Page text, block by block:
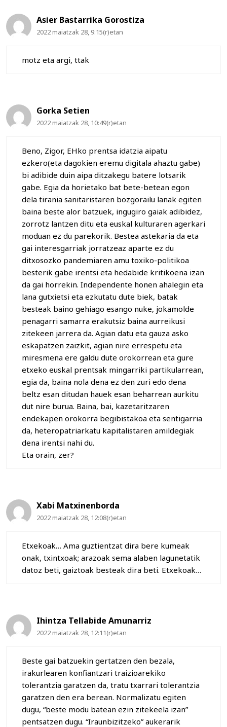
Asier Bastarrika Gorostiza
2022 maiatzak 28, 9:15(r)etan
motz eta argi, ttak
Gorka Setien
2022 maiatzak 28, 10:49(r)etan
Beno, Zigor, EHko prentsa idatzia aipatu
ezkero(eta dagokien eremu digitala ahaztu gabe)
bi adibide duin aipa ditzakegu batere lotsarik
gabe. Egia da horietako bat bete-betean egon
dela tirania sanitaristaren bozgorailu lanak egiten
baina beste alor batzuek, ingugiro gaiak adibidez,
zorrotz lantzen ditu eta euskal kulturaren agerkari
moduan ez du parekorik. Bestea astekaria da eta
gai interesgarriak jorratzeaz aparte ez du
ditxosozko pandemiaren amu toxiko-politikoa
besterik gabe irentsi eta hedabide kritikoena izan
da gai horrekin. Independente honen ahalegin eta
lana gutxietsi eta ezkutatu dute biek, batak
besteak baino gehiago esango nuke, jokamolde
penagarri samarra erakutsiz baina aurreikusi
zitekeen jarrera da. Agian datu eta gauza asko
eskapatzen zaizkit, agian nire errespetu eta
miresmena ere galdu dute orokorrean eta gure
etxeko euskal prentsak mingarriki partikularrean,
egia da, baina nola dena ez den zuri edo dena
beltz esan ditudan hauek esan beharrean aurkitu
dut nire burua. Baina, bai, kazetaritzaren
endekapen orokorra begibistakoa eta sentigarria
da, heteropatriarkatu kapitalistaren amildegiak
dena irentsi nahi du.
Eta orain, zer?
Xabi Matxinenborda
2022 maiatzak 28, 12:08(r)etan
Etxekoak… Ama guztientzat dira bere kumeak
onak, txintxoak; arazoak sema alaben lagunetatik
datoz beti, gaiztoak besteak dira beti. Etxekoak…
Ihintza Tellabide Amunarriz
2022 maiatzak 28, 12:11(r)etan
Beste gai batzuekin gertatzen den bezala,
irakurlearen konfiantzari traizioarekiko
tolerantzia garatzen da, tratu txarrari tolerantzia
garatzen den era berean. Normalizatu egiten
dugu, “beste modu batean ezin zitekeela izan”
pentsatzen dugu. “Iraunbizitzeko” aukerarik